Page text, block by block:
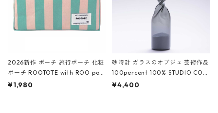
2026新作 ポーチ 旅行ポーチ 化粧
ポーチ ROOTOTE with ROO pou
ch 3532 ルートート WR.ポーチ.ラ
¥1,980
砂時計 ガラスのオブジェ 芸術作品
100percent 100% STUDIO COH
AKU Timeless 100パーセント ス
¥4,400